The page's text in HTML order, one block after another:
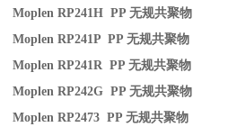
Moplen RP241H PP无规共聚物
Moplen RP241P PP无规共聚物
Moplen RP241R PP无规共聚物
Moplen RP242G PP无规共聚物
Moplen RP2473 PP无规共聚物